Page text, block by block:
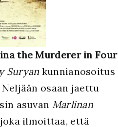
the Murderer in Four
Suryan kunnianosoitus
osaan jaettu
asuvan Marlinan
ilmoittaa, että